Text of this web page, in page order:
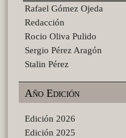
Rafael Gómez Ojeda
Redacción
Rocio Oliva Pulido
Sergio Pérez Aragón
Stalin Pérez
Año Edición
Edición 2026
Edición 2025